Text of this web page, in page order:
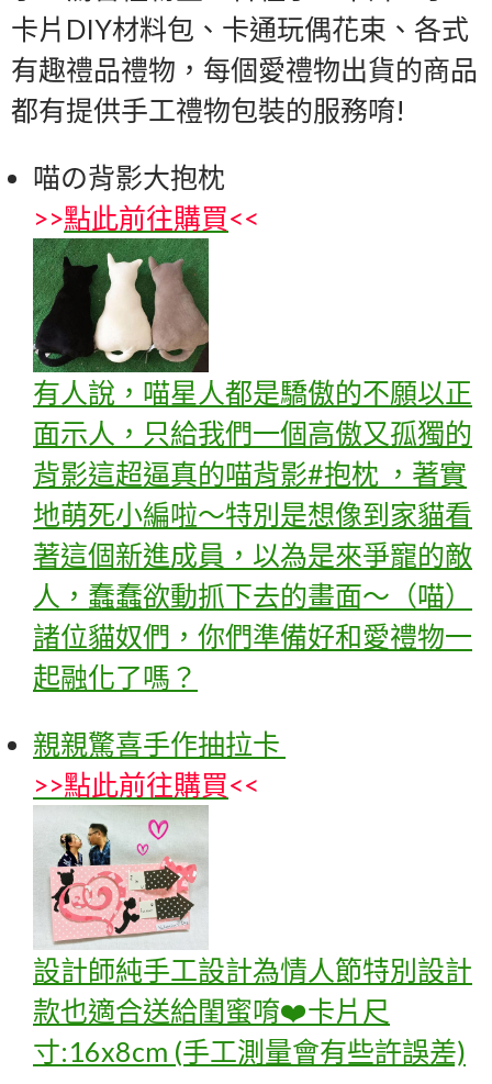
卡片DIY材料包、卡通玩偶花束、各式
有趣禮品禮物，每個愛禮物出貨的商品
都有提供手工禮物包裝的服務唷!
喵の背影大抱枕
>>點此前往購買<<
有人說，喵星人都是驕傲的不願以正
面示人，只給我們一個高傲又孤獨的
背影這超逼真的喵背影#抱枕 ，著實
地萌死小編啦～特別是想像到家貓看
著這個新進成員，以為是來爭寵的敵
人，蠢蠢欲動抓下去的畫面～（喵）
諸位貓奴們，你們準備好和愛禮物一
起融化了嗎？
親親驚喜手作抽拉卡
>>點此前往購買<<
設計師純手工設計為情人節特別設計
款也適合送給閨蜜唷❤️卡片尺
寸:16x8cm (手工測量會有些許誤差)